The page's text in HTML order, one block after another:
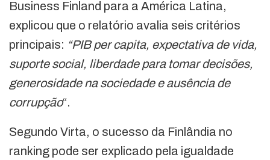
Business Finland para a América Latina,
explicou que o relatório avalia seis critérios
principais: “PIB per capita, expectativa de vida,
suporte social, liberdade para tomar decisões,
generosidade na sociedade e ausência de
corrupção“.
Segundo Virta, o sucesso da Finlândia no
ranking pode ser explicado pela igualdade